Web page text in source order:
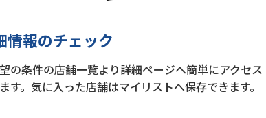
情報のチェック
の条件の店舗一覧より詳細ページへ簡単にアクセス
す。気に入った店舗はマイリストへ保存できます。